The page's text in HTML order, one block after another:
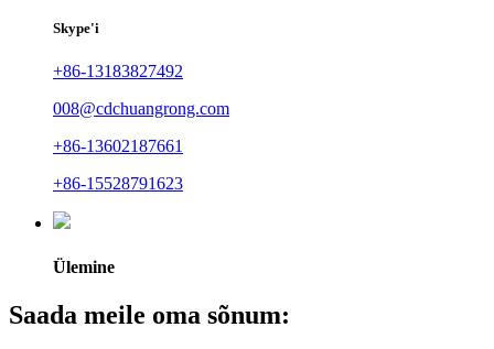
Skype'i
+86-13183827492
008@cdchuangrong.com
+86-13602187661
+86-15528791623
Ülemine
Saada meile oma sõnum: